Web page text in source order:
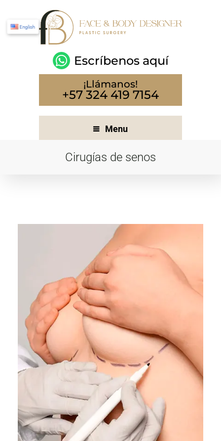
Escríbenos aquí
¡Llámanos!
+57 324 419 7154
English
Menu
Cirugías de senos